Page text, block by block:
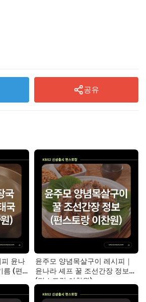
공유
윤나
름 (편
윤주모 양념목살구이 레시피｜
윤나라 셰프 꿀 조선간장 정보
(편스토랑 이찬원)